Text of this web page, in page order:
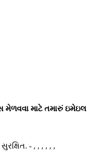
માટે તમારું ઇમેઇલ
- , , , , , ,